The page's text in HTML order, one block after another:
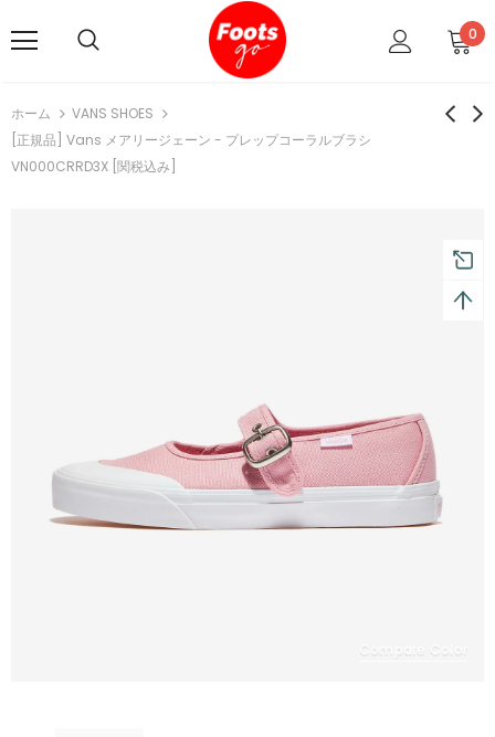
0
ホーム
VANS SHOES
[正規品] Vans メアリージェーン - プレップコーラルブラシ
VN000CRRD3X [関税込み]
Compare Color